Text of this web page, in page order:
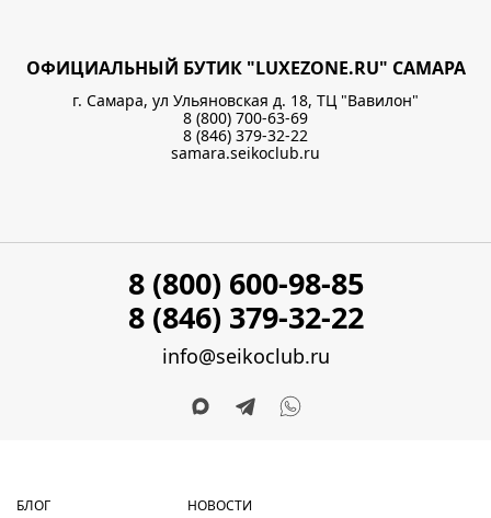
ОФИЦИАЛЬНЫЙ БУТИК "LUXEZONE.RU" САМАРА
г. Самара, ул Ульяновская д. 18, ТЦ "Вавилон"
8 (800) 700-63-69
8 (846) 379-32-22
samara.seikoclub.ru
8 (800) 600-98-85
8 (846) 379-32-22
info@seikoclub.ru
БЛОГ
НОВОСТИ